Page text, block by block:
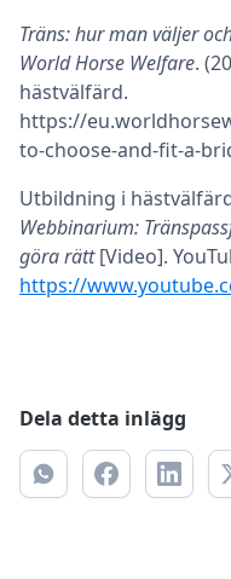
Träns: hur man väljer
World Horse Welfare.
hästvälfärd.
https://
to-choose-and-fit-a-
Utbildning i
Webbinarium:
göra rätt[Video].
https://
Dela detta inlägg